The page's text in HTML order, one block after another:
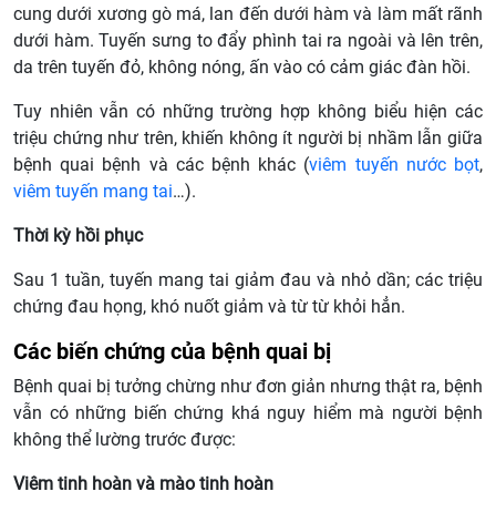
cung dưới xương gò má, lan đến dưới hàm và làm mất rãnh
dưới hàm. Tuyến sưng to đẩy phình tai ra ngoài và lên trên,
da trên tuyến đỏ, không nóng, ấn vào có cảm giác đàn hồi.
Tuy nhiên vẫn có những trường hợp không biểu hiện các
triệu chứng như trên, khiến không ít người bị nhầm lẫn giữa
bệnh quai bệnh và các bệnh khác (viêm tuyến nước bọt,
viêm tuyến mang tai…).
Thời kỳ hồi phục
Sau 1 tuần, tuyến mang tai giảm đau và nhỏ dần; các triệu
chứng đau họng, khó nuốt giảm và từ từ khỏi hẳn.
Các biến chứng của bệnh quai bị
Bệnh quai bị tưởng chừng như đơn giản nhưng thật ra, bệnh
vẫn có những biến chứng khá nguy hiểm mà người bệnh
không thể lường trước được:
Viêm tinh hoàn và mào tinh hoàn